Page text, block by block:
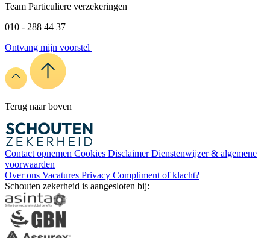
Team Particuliere verzekeringen
010 - 288 44 37
Ontvang mijn voorstel
Terug naar boven
Contact opnemen Cookies DisclaimerDienstenwijzer & algemene
voorwaarden
Over ons Vacatures Privacy Compliment of klacht?
Schouten zekerheid is aangesloten bij: